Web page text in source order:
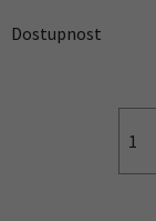
Dostupnost